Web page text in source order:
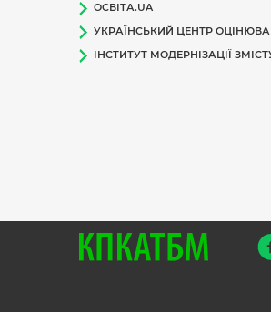
ОСВІТА.UA
УКРАЇНСЬКИЙ ЦЕНТР
ІНСТИТУТ МОДЕРНІЗАЦІЇ